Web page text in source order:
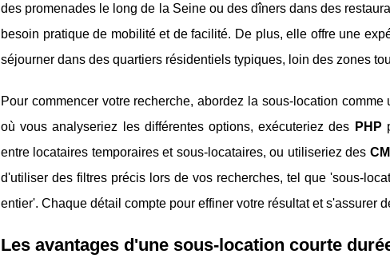
des promenades le long de la Seine ou des dîners dans des
besoin pratique de mobilité et de facilité. De plus, elle offre une
séjourner dans des quartiers résidentiels typiques, loin des zones
Pour commencer votre recherche, abordez la sous-location comme
où vous analyseriez les différentes options, exécuteriez des PHP
entre locataires temporaires et sous-locataires, ou utiliseriez des
d'utiliser des filtres précis lors de vos recherches, tel que 'sous-
entier'. Chaque détail compte pour effiner votre résultat et s'assurer
Les avantages d'une sous-location courte